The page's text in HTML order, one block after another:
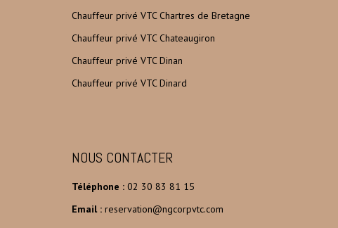
Chauffeur privé VTC Chartres de Bretagne
Chauffeur privé VTC Chateaugiron
Chauffeur privé VTC Dinan
Chauffeur privé VTC Dinard
NOUS CONTACTER
Téléphone : 02 30 83 81 15
Email : reservation@ngcorpvtc.com